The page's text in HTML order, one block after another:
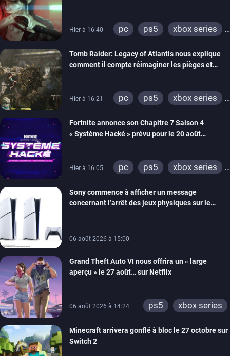
Hier à 16:40 pc ps5
xbox series
Tomb Raider: Legacy of Atlantis nous explique
comment il compte réimaginer les pièges et
Hier à 16:21 pc ps5
xbox series
Fortnite annonce son Chapitre 7 Saison 4
« Système Hacké » prévu pour le 20 août
Hier à 16:05 pc ps5
xbox series
ps4
xbox one
switch 2
Sony commence à afficher un message
concernant l’arrêt des jeux physiques sur le
06 août 2026 à 15:00
Grand Theft Auto VI nous offrira un « large
aperçu » le 27 août… sur Netflix
06 août 2026 à 14:24 ps5 xbox series
Minecraft arrivera gonflé à bloc le 27 octobre sur
Switch 2